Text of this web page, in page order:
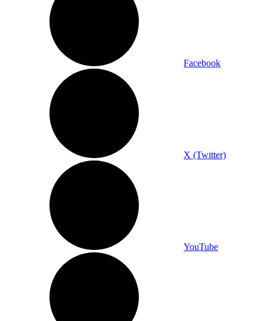
Facebook
X (Twitter)
YouTube